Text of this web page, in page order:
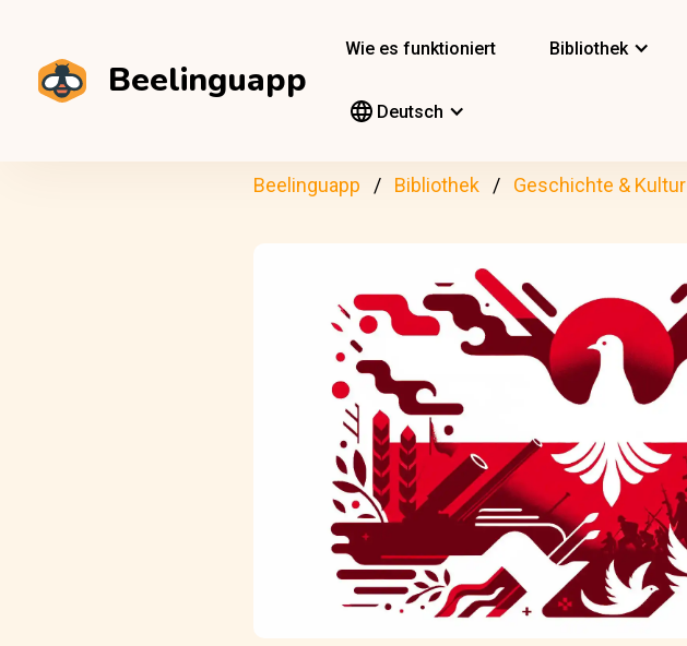
Beelinguapp
Wie es funktioniert Bibliothek
Deutsch
Beelinguapp Bibliothek Geschichte & Kultur